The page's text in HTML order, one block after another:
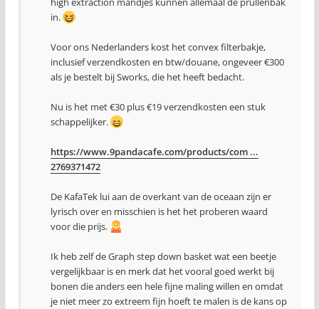
in.
Voor ons Nederlanders kost het convex filterbakje,
inclusief verzendkosten en btw/douane, ongeveer €300
als je bestelt bij Sworks, die het heeft bedacht.
Nu is het met €30 plus €19 verzendkosten een stuk
schappelijker.
https://www.9pandacafe.com/products/com ...
2769371472
De KafaTek lui aan de overkant van de oceaan zijn er
lyrisch over en misschien is het het proberen waard
voor die prijs.
Ik heb zelf de Graph step down basket wat een beetje
vergelijkbaar is en merk dat het vooral goed werkt bij
bonen die anders een hele fijne maling willen en omdat
je niet meer zo extreem fijn hoeft te malen is de kans op